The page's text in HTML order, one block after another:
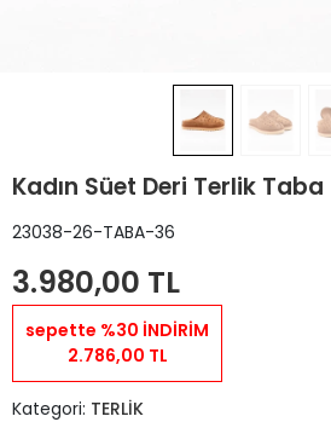
Kadın Süet Deri Terlik Taba
23038-26-TABA-36
3.980,00 TL
sepette %30 İNDİRİM
2.786,00 TL
Kategori: TERLİK